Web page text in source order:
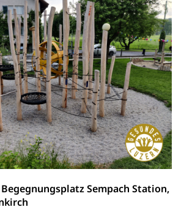
Sempach Station,
und Wirtschaft rawi